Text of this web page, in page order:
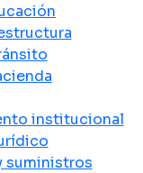
institucional
suministros